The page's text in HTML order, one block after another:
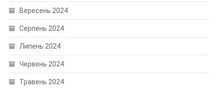
Вересень 2024
Серпень 2024
Липень 2024
Червень 2024
Травень 2024